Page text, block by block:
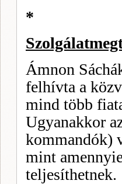
*
Ámnon
felhívta a
mind több
Ugyanakkor
kommandók)
mint
teljesíthetnek.